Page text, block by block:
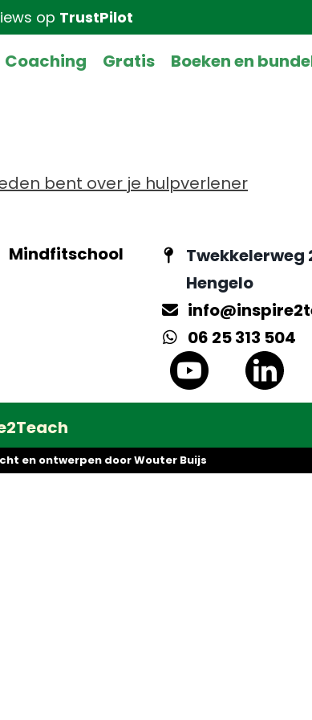
op TrustPilot
Coaching Gratis Boeken en
bent over je hulpverlener
Mindfitschool
Twekkelerweg
Hengelo
06 25 313 504
en ontwerpen doorWouter Buijs